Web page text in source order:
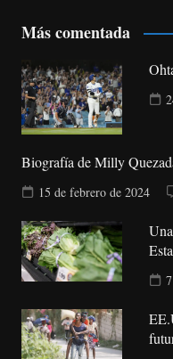
Más comentada
Biografía de Milly
15 de febrero de 2024